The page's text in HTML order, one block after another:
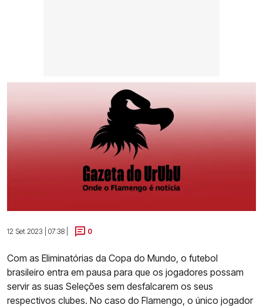
12 Set 2023 | 07:38 | 0
Com as Eliminatórias da Copa do Mundo, o futebol
brasileiro entra em pausa para que os jogadores possam
servir as suas Seleções sem desfalcarem os seus
respectivos clubes. No caso do Flamengo, o único jogador